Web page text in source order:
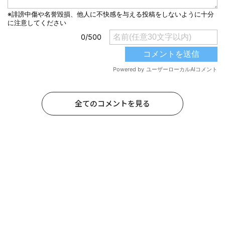
全てのコメントを見る